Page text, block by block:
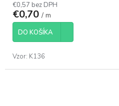
€0,57 bez DPH
€0,70 / m
DO KOŠÍKA
Vzor: K136